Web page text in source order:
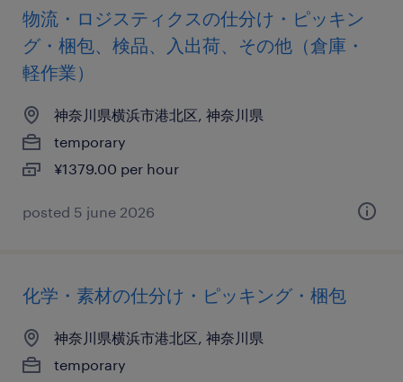
物流・ロジスティクスの仕分け・ピッキン
グ・梱包、検品、入出荷、その他（倉庫・
軽作業）
神奈川県横浜市港北区, 神奈川県
temporary
¥1379.00 per hour
posted 5 june 2026
化学・素材の仕分け・ピッキング・梱包
神奈川県横浜市港北区, 神奈川県
temporary